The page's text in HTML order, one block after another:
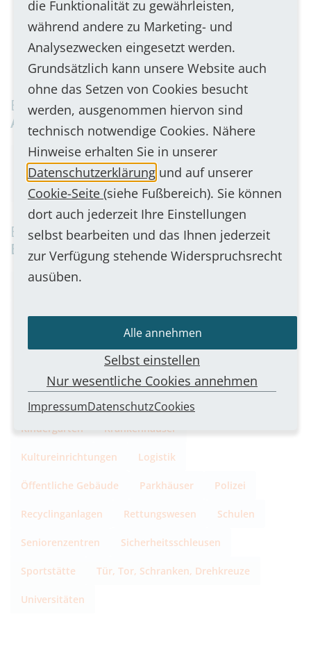
Besonders beliebt in folgenden
Anwendungen
Barrierefreie Kommunikation Torkommunikation
Zutrittskontrolle & -berechtigung
Besonders geeignet für folgende
Einsatzorte
Arztpraxen
Bildungseinrichtungen Bürogebäude Campus
Gesundheitswesen Hochhäuser
Kindergarten Krankenhäuser
Kultureinrichtungen Logistik
Öffentliche Gebäude Parkhäuser Polizei
Recyclinganlagen Rettungswesen Schulen
Seniorenzentren Sicherheitsschleusen
Sportstätte Tür, Tor, Schranken, Drehkreuze
Universitäten
die Funktionalität zu gewährleisten,
während andere zu Marketing- und
Analysezwecken eingesetzt werden.
Grundsätzlich kann unsere Website auch
ohne das Setzen von Cookies besucht
werden, ausgenommen hiervon sind
technisch notwendige Cookies. Nähere
Hinweise erhalten Sie in unserer
Datenschutzerklärung und auf unserer
Cookie-Seite (siehe Fußbereich). Sie können
dort auch jederzeit Ihre Einstellungen
selbst bearbeiten und das Ihnen jederzeit
zur Verfügung stehende Widerspruchsrecht
ausüben.
Alle annehmen
Selbst einstellen
Nur wesentliche Cookies annehmen
ImpressumDatenschutzCookies